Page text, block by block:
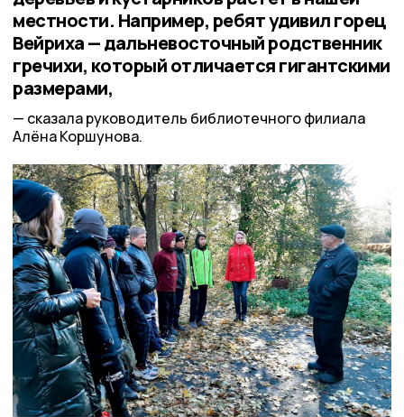
местности. Например, ребят удивил горец
Вейриха — дальневосточный родственник
гречихи, который отличается гигантскими
размерами,
сказала руководитель библиотечного филиала
Алёна Коршунова.